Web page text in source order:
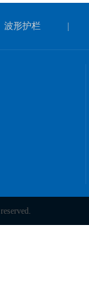
波形护栏